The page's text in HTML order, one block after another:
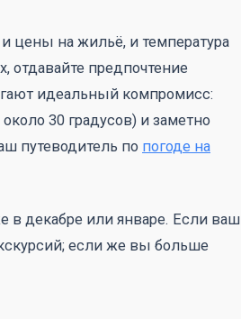
цены на жильё, и температура
отдавайте предпочтение
идеальный компромисс:
30 градусов) и заметно
путеводитель по погоде на
в декабре или январе. Если ваш
если же вы больше